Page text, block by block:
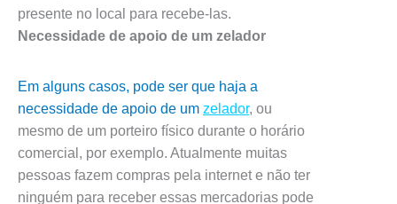
presente no local para recebe-las.
Necessidade de apoio de um zelador
Em alguns casos, pode ser que haja a
necessidade de apoio de um zelador, ou
mesmo de um porteiro físico durante o horário
comercial, por exemplo. Atualmente muitas
pessoas fazem compras pela internet e não ter
ninguém para receber essas mercadorias pode